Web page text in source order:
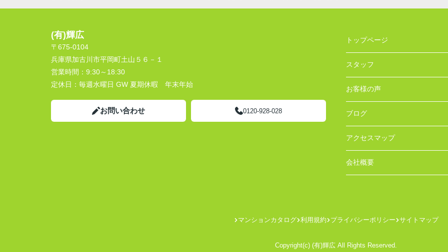
(有)輝広
〒675-0104
兵庫県加古川市平岡町土山５６－１
営業時間： 9:30～18:30
定休日： 毎週水曜日 GW 夏期休暇 年末年始
お問い合わせ 0120-928-028
トップページ
スタッフ
お客様の声
ブログ
アクセスマップ
会社概要
マンションカタログ 利用規約 プライバシーポリシー サイトマップ
Copyright(c) (有)輝広 All Rights Reserved.